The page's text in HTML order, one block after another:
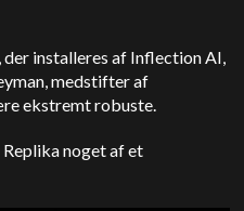
installeres af Inflection AI,
medstifter af
ekstremt robuste.
noget af et